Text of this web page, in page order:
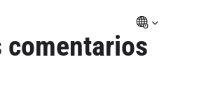
comentarios